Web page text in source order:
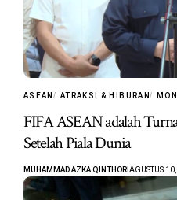
ASEAN ATRAKSI & HIBURAN
FIFA ASEAN adalah
Setelah Piala Dunia
MUHAMMAD AZKA QINTHORI AGUSTUS